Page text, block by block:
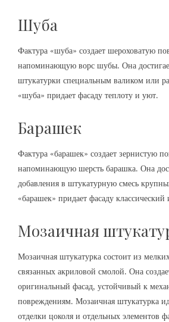
Шуба
Фактура «шуба» создает шероховатую
напоминающую ворс шубы. Она
штукатурки специальным валиком или
«шуба» придает фасаду теплоту и уют.
Барашек
Фактура «барашек» создает зернистую
напоминающую шерсть барашка. Она
добавления в штукатурную смесь
«барашек» придает фасаду
Мозаичная
Мозаичная штукатурка состоит из
связанных акриловой смолой. Она
оригинальный фасад, устойчивый к
повреждениям. Мозаичная штукатурка
отделки цоколя и отдельных элементов